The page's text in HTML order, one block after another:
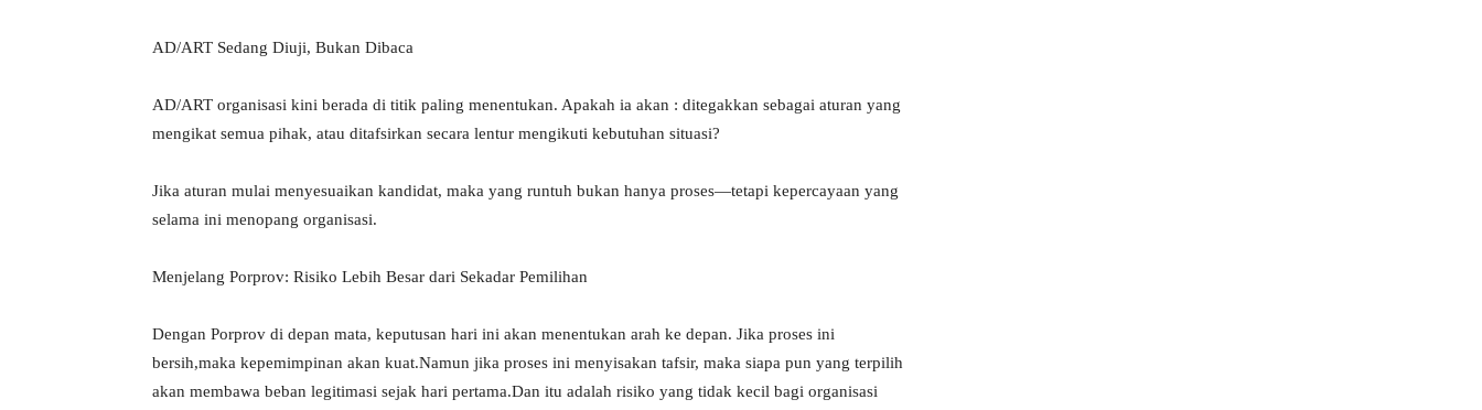
AD/ART Sedang Diuji, Bukan Dibaca
AD/ART organisasi kini berada di titik paling menentukan. Apakah ia akan : ditegakkan sebagai aturan yang
mengikat semua pihak, atau ditafsirkan secara lentur mengikuti kebutuhan situasi?
Jika aturan mulai menyesuaikan kandidat, maka yang runtuh bukan hanya proses—tetapi kepercayaan yang
selama ini menopang organisasi.
Menjelang Porprov: Risiko Lebih Besar dari Sekadar Pemilihan
Dengan Porprov di depan mata, keputusan hari ini akan menentukan arah ke depan. Jika proses ini
bersih,maka kepemimpinan akan kuat.Namun jika proses ini menyisakan tafsir, maka siapa pun yang terpilih
akan membawa beban legitimasi sejak hari pertama.Dan itu adalah risiko yang tidak kecil bagi organisasi